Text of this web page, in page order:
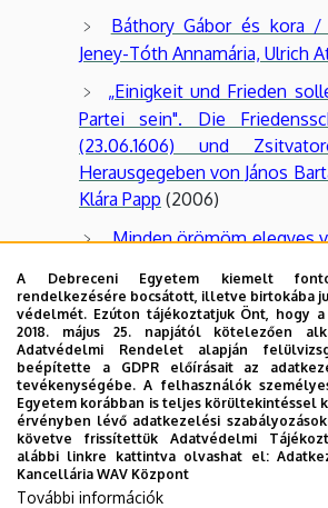
Báthory Gábor és kora /
Jeney-Tóth Annamária, Ulrich
„Einigkeit und Frieden
Partei sein". Die
(23.06.1606) und
Herausgegeben von János
Klára Papp (2006)
„Minden örömöm elegyes
Kata levelezése / Öá. és bev.
„Frigy és békesség
zsitvatoroki béke / Szerk.
Annamária(2006)
Várostörténeti források.
16-19. században/ Szerk. Papp
György, Jeney-Tóth Annamária
Bihar vármegye az
A Debreceni Egyetem kiemelt
rendelkezésére bocsátott, illetve birtokába
védelmét. Ezúton tájékoztatjuk Önt, hogy
2018. május 25. napjától kötelezően
Adatvédelmi Rendelet alapján
beépítette a GDPR előírásait az
tevékenységébe. A felhasználók
Egyetem korábban is teljes körültekintéssel
érvényben lévő adatkezelési
követve frissítettük Adatvédelmi
alábbi linkre kattintva olvashat el:
Kancellária WAV Központ
További információk